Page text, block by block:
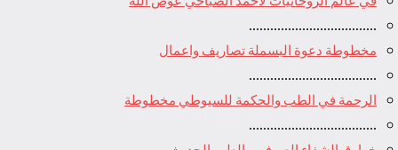
مخطوطة دعوة البسملة تصاريف واعمال
الرحمة في الطب والحكمة للسيوطي مخطوطة